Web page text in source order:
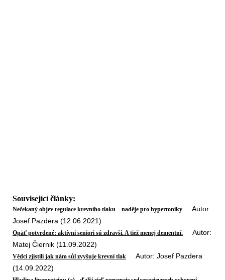
Související články:
Nečekaný objev regulace krevního tlaku – naděje pro hypertoniky Autor:
Josef Pazdera (12.06.2021)
Opäť potvrdené: aktívni seniori sú zdravší. A tiež menej dementní. Autor:
Matej Čiernik (11.09.2022)
Vědci zjistili jak nám sůl zvyšuje krevní tlak Autor: Josef Pazdera
(14.09.2022)